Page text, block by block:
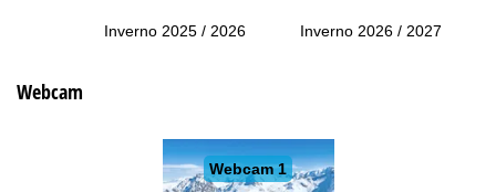
Inverno 2025 / 2026 Inverno 2026 / 2027
Webcam